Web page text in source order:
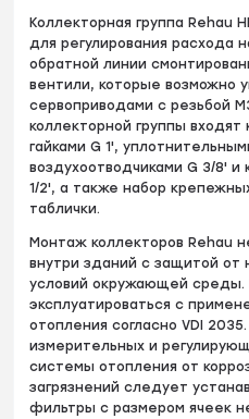
Коллекторная группа Rehau
для регулирования расхода
обратной линии
вентили, которые возможно
сервоприводами с резьбой
коллекторной группы
гайками G 1',
воздухоотводчиками G 3/8' и
1/2', а также набор
таблички.
Монтаж коллекторов Rehau
внутри зданий с защитой от
условий окружающей
эксплуатироваться с
отопления согласно VDI
измерительных и
системы отопления от
загрязнений следует
фильтры с размером ячеек